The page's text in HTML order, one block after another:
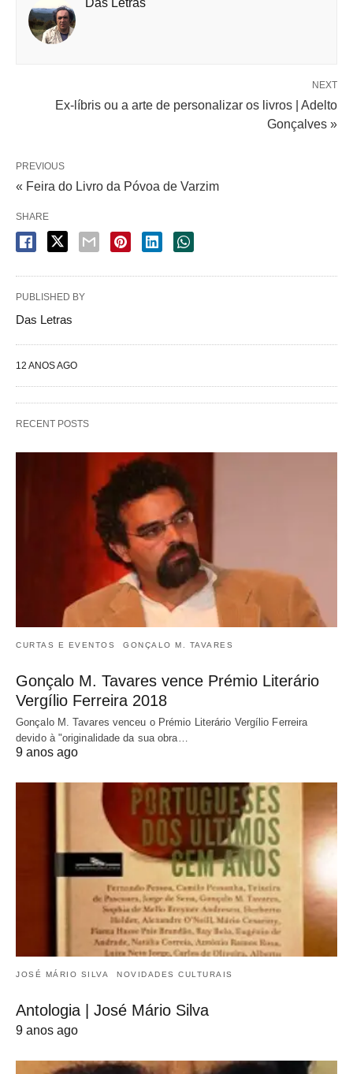
NEXT
Ex-líbris ou a arte de personalizar os livros | Adelto
Gonçalves »
PREVIOUS
SHARE
PUBLISHED BY
Das Letras
12 ANOS AGO
RECENT POSTS
CURTAS E EVENTOS GONÇALO M. TAVARES
Gonçalo M. Tavares vence Prémio Literário
Vergílio Ferreira 2018
Gonçalo M. Tavares venceu o Prémio Literário Vergílio Ferreira
devido à "originalidade da sua obra…
9 anos ago
JOSÉ MÁRIO SILVA NOVIDADES CULTURAIS
Antologia | José Mário Silva
9 anos ago